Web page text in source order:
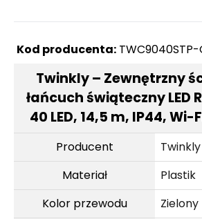
Kod producenta: TWC9040STP-
Twinkly – Zewnętrzny
łańcuch świąteczny LED
40 LED, 14,5 m, IP44,
Producent
Twinkly
Materiał
Plastik
Kolor przewodu
Zielony